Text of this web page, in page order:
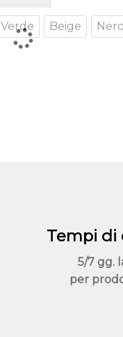
ha
più
Verde Beige Nero
Tempi di
5/7 gg.
per